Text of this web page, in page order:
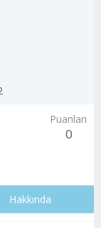
Puanları
0
Hakkında